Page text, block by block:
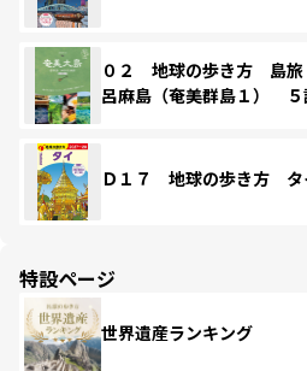
０２ 地球の歩き方 島
呂麻島（奄美群島１） ５
Ｄ１７ 地球の歩き方 タ
特設ページ
世界遺産ランキング